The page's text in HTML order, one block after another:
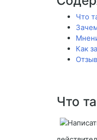
Что
Как
Что